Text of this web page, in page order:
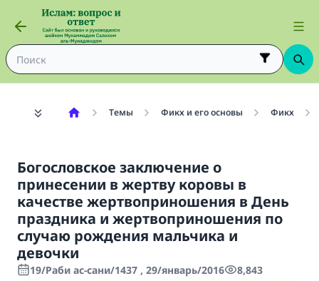
Темы Фикх и его основы Фикх
Богословское заключение о
принесении в жертву коровы в
качестве жертвоприношения в День
праздника и жертвоприношения по
случаю рождения мальчика и
девочки
19/Раби ас-сани/1437 , 29/январь/2016 8,843